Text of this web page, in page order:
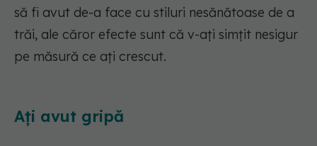
să fi avut de-a face cu stiluri nesănătoase de a
trăi, ale căror efecte sunt că v-ați simțit nesigur
pe măsură ce ați crescut.
Ați avut gripă